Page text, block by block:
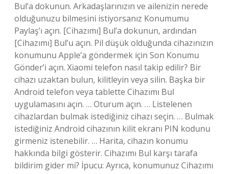
Bul’a dokunun. Arkadaşlarınızın ve ailenizin nerede
olduğunuzu bilmesini istiyorsanız Konumumu
Paylaş’ı açın. [Cihazımı] Bul’a dokunun, ardından
[Cihazımı] Bul’u açın. Pil düşük olduğunda cihazınızın
konumunu Apple’a göndermek için Son Konumu
Gönder’i açın. Xiaomi telefon nasıl takip edilir? Bir
cihazı uzaktan bulun, kilitleyin veya silin. Başka bir
Android telefon veya tablette Cihazımı Bul
uygulamasını açın. … Oturum açın. … Listelenen
cihazlardan bulmak istediğiniz cihazı seçin. … Bulmak
istediğiniz Android cihazının kilit ekranı PIN kodunu
girmeniz istenebilir. … Harita, cihazın konumu
hakkında bilgi gösterir. Cihazımı Bul karşı tarafa
bildirim gider mi? İpucu: Ayrıca, konumunuz Cihazımı